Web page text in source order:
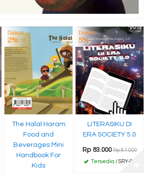
Diskon
2%
The Halal Haram
Food and
Beverages Mini
Handbook For
Kids
Diskon
5%
LITERASIKU DI
ERA SOCIETY 5.0
Rp 83.000 Rp 87.000
Tersedia / SRY-02